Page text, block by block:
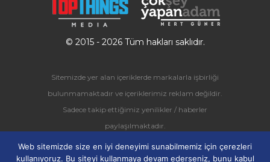
© 2015 - 2026 Tüm hakları saklıdır.
Sitemizde yer alan içeriklerde markalarla işbirliği
bulunmamaktadır ve içeriklerimiz reklam değildir.
Sadece takip ettiğimiz yenilikler / haberler
paylaşılmaktadır.
Ücretli olarak paylaşılan içerikler ise özel olarak
etiketlenerek "Sponsorlu Makale"kategorisinde
Web sitemizde size en iyi deneyimi sunabilmemiz için çerezleri
kullanıyoruz. Bu siteyi kullanmaya devam ederseniz, bunu kabul